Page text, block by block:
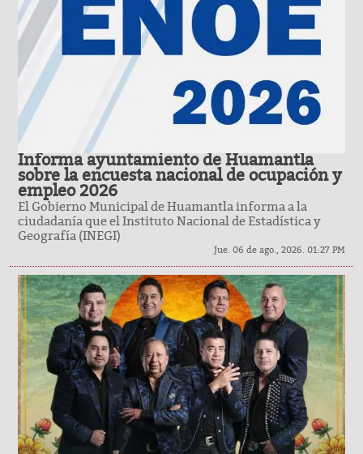
Informa ayuntamiento de Huamantla
sobre la encuesta nacional de ocupación y
empleo 2026
El Gobierno Municipal de Huamantla informa a la
ciudadanía que el Instituto Nacional de Estadística y
Geografía (INEGI)
Jue. 06 de ago., 2026. 01:27 PM